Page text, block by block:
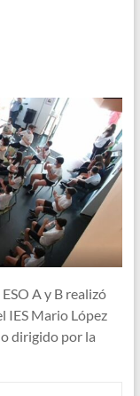
A y B realizó
IES Mario López
dirigido por la